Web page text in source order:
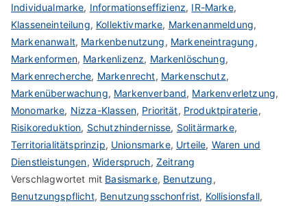
Individualmarke, Informationseffizienz, IR-Marke,
Klasseneinteilung, Kollektivmarke, Markenanmeldung,
Markenanwalt, Markenbenutzung, Markeneintragung,
Markenformen, Markenlizenz, Markenlöschung,
Markenrecherche, Markenrecht, Markenschutz,
Markenüberwachung, Markenverband, Markenverletzung,
Monomarke, Nizza-Klassen, Priorität, Produktpiraterie,
Risikoreduktion, Schutzhindernisse, Solitärmarke,
Territorialitätsprinzip, Unionsmarke, Urteile, Waren und
Dienstleistungen, Widerspruch, Zeitrang
Verschlagwortet mit Basismarke, Benutzung,
Benutzungspflicht, Benutzungsschonfrist, Kollisionsfall,